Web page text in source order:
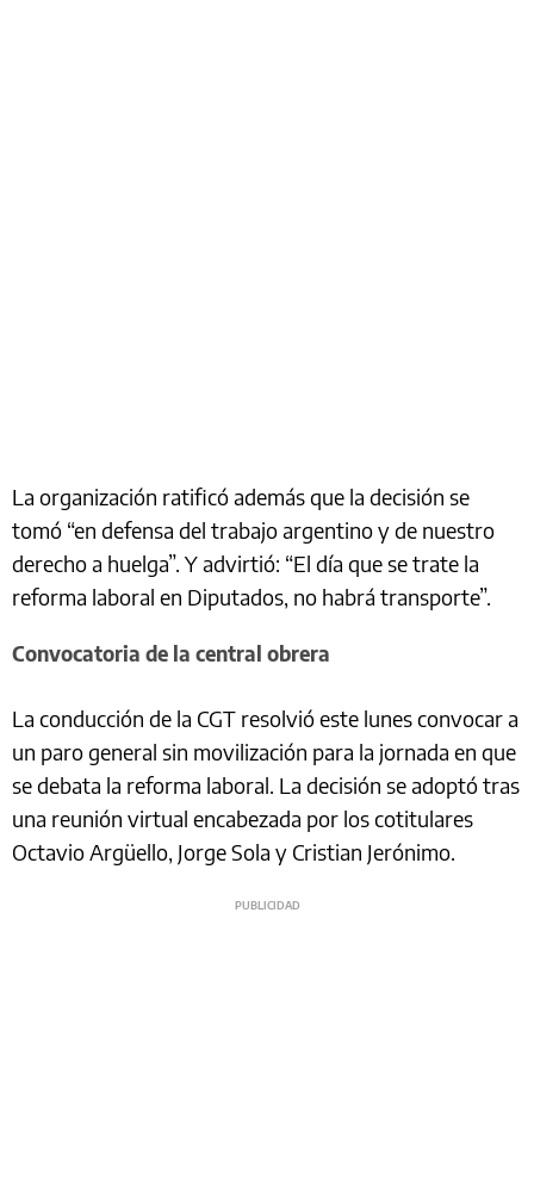
La organización ratificó además que la decisión se
tomó “en defensa del trabajo argentino y de nuestro
derecho a huelga”. Y advirtió: “El día que se trate la
reforma laboral en Diputados, no habrá transporte”.
Convocatoria de la central obrera
La conducción de la CGT resolvió este lunes convocar a
un paro general sin movilización para la jornada en que
se debata la reforma laboral. La decisión se adoptó tras
una reunión virtual encabezada por los cotitulares
Octavio Argüello, Jorge Sola y Cristian Jerónimo.